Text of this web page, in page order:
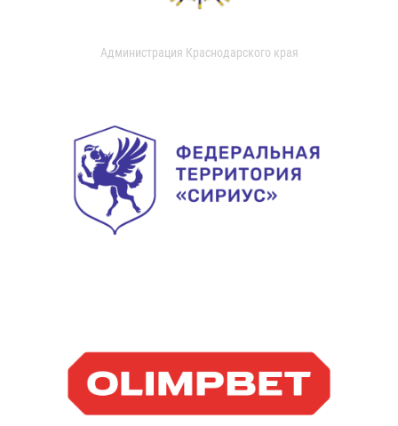
Администрация Краснодарского края